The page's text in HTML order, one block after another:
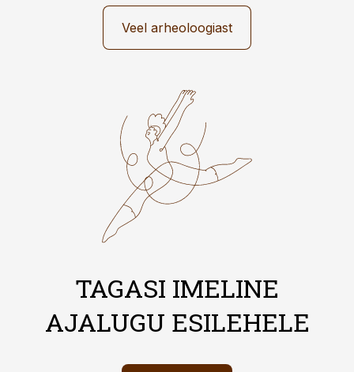
Veel arheoloogiast
TAGASI IMELINE
AJALUGU ESILEHELE